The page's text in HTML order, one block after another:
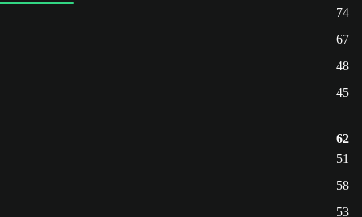
74
67
48
45
62
51
58
53